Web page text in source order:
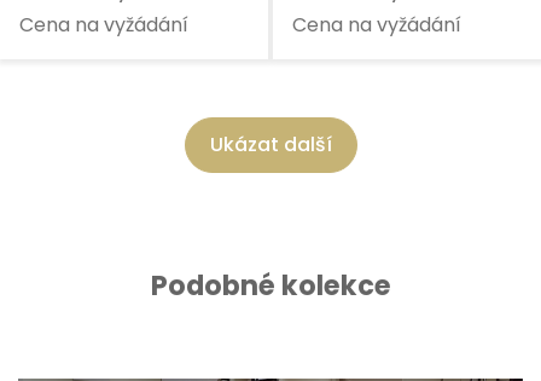
Cena na vyžádání Cena na vyžádání
Ukázat další
Podobné kolekce